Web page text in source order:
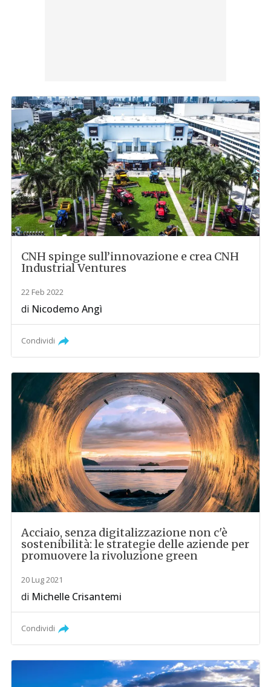
CNH spinge sull’innovazione e crea CNH
Industrial Ventures
22 Feb 2022
di Nicodemo Angì
Condividi
Acciaio, senza digitalizzazione non c'è
sostenibilità: le strategie delle aziende per
promuovere la rivoluzione green
20 Lug 2021
di Michelle Crisantemi
Condividi